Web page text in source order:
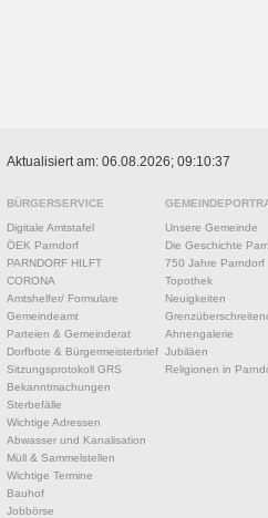
Aktualisiert am: 06.08.2026; 09:10:37
BÜRGERSERVICE
Digitale Amtstafel
ÖEK Parndorf
PARNDORF HILFT
CORONA
Amtshelfer/ Formulare
Gemeindeamt
Parteien & Gemeinderat
Dorfbote & Bürgermeisterbrief
Sitzungsprotokoll GRS
Bekanntmachungen
Sterbefälle
Wichtige Adressen
Abwasser und Kanalisation
Müll & Sammelstellen
Wichtige Termine
Bauhof
Jobbörse
Unsere Gemeinde
Die Geschichte
750 Jahre Parndorf
Topothek
Neuigkeiten
Ahnengalerie
Jubiläen
Religionen in